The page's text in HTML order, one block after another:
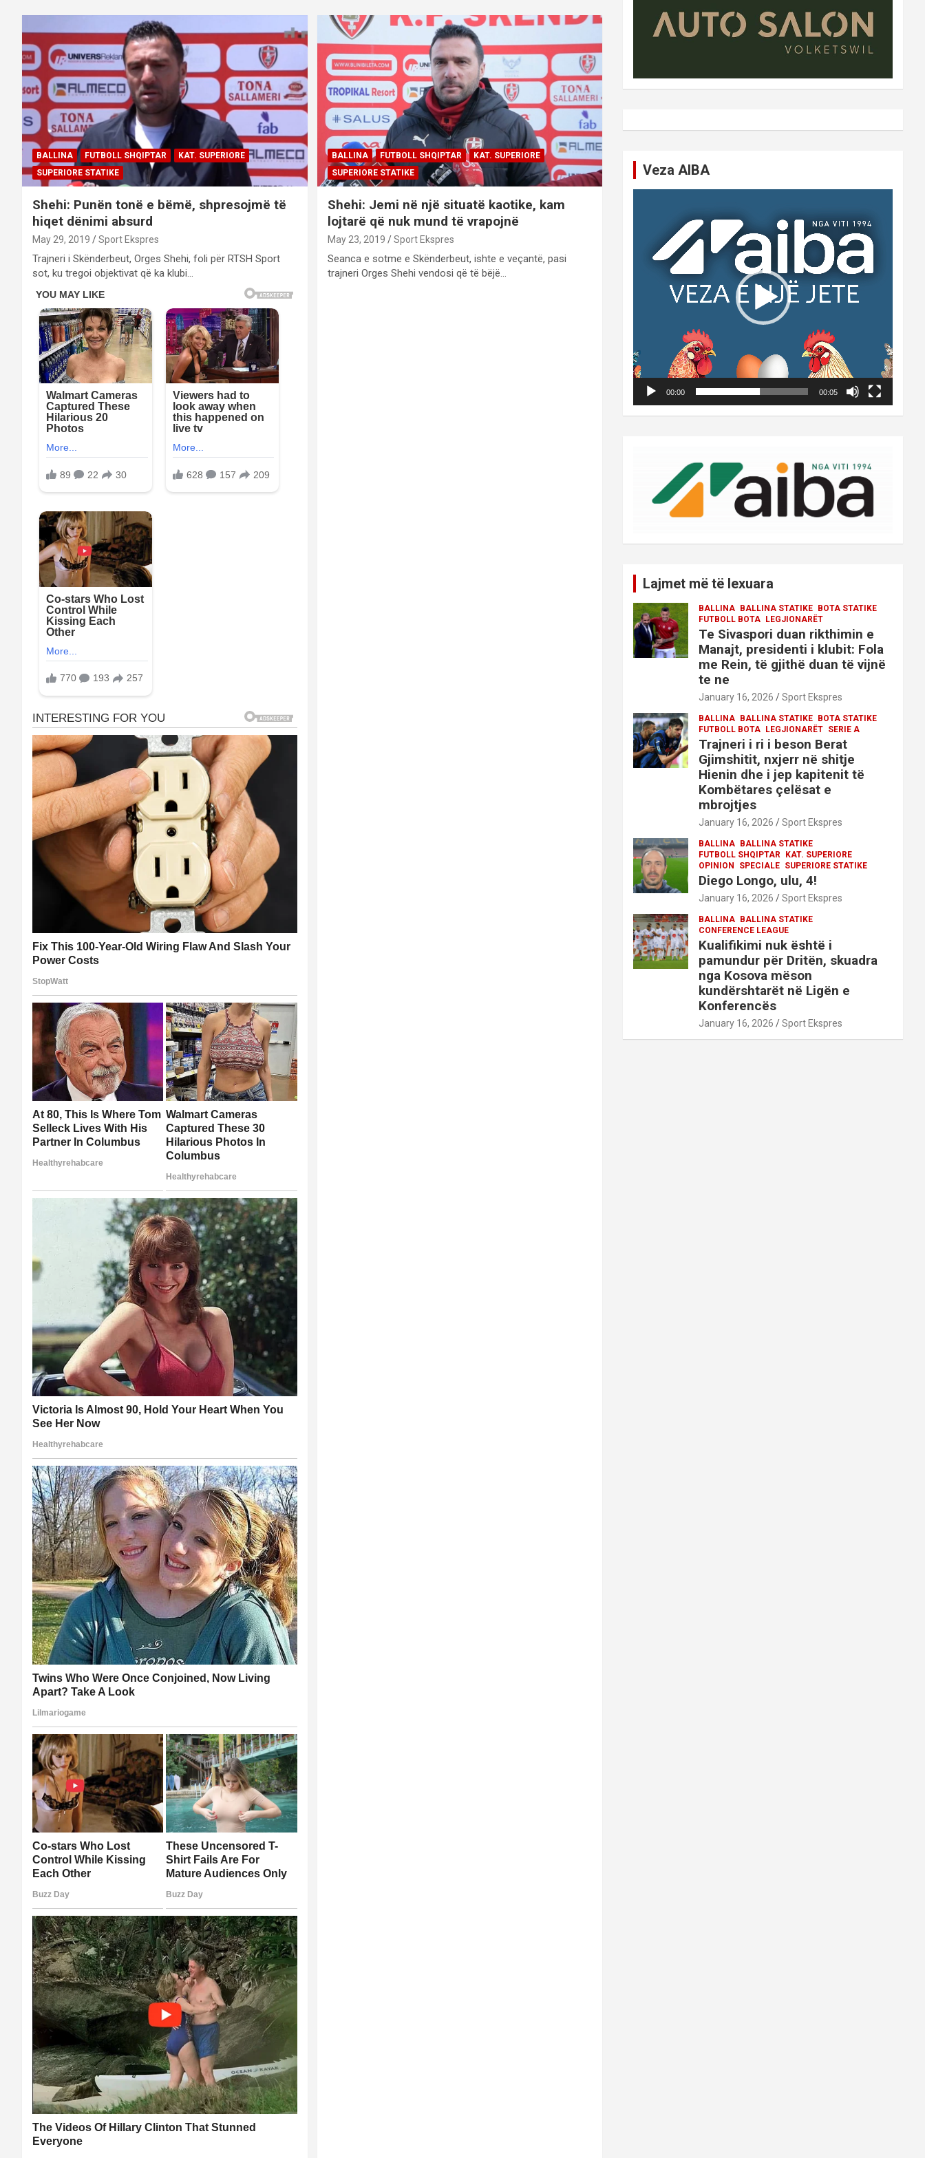
BALLINA FUTBOLL SHQIPTAR
KAT. SUPERIORE
SUPERIORE STATIKE
Shehi: Punën tonë e bëmë, shpresojmë të
hiqet dënimi absurd
May 29, 2019 Sport Ekspres
Trajneri i Skënderbeut, Orges Shehi, foli për RTSH Sport
sot, ku tregoi objektivat që ka klubi…
BALLINA FUTBOLL SHQIPTAR
KAT. SUPERIORE
SUPERIORE STATIKE
Shehi: Jemi në një situatë kaotike, kam
lojtarë që nuk mund të vrapojnë
May 23, 2019 Sport Ekspres
Seanca e sotme e Skënderbeut, ishte e veçantë, pasi
trajneri Orges Shehi vendosi që të bëjë…
Veza AIBA
00:00 00:05
Lajmet më të lexuara
BALLINA BALLINA STATIKE BOTA STATIKE
FUTBOLL BOTA LEGJIONARËT
Te Sivaspori duan rikthimin e
Manajt, presidenti i klubit: Fola
me Rein, të gjithë duan të vijnë
te ne
January 16, 2026 Sport Ekspres
BALLINA BALLINA STATIKE BOTA STATIKE
FUTBOLL BOTA LEGJIONARËT SERIE A
Trajneri i ri i beson Berat
Gjimshitit, nxjerr në shitje
Hienin dhe i jep kapitenit të
Kombëtares çelësat e
mbrojtjes
January 16, 2026 Sport Ekspres
BALLINA BALLINA STATIKE
FUTBOLL SHQIPTAR
KAT. SUPERIORE
OPINION
SPECIALE SUPERIORE STATIKE
Diego Longo, ulu, 4!
January 16, 2026 Sport Ekspres
BALLINA BALLINA STATIKE
CONFERENCE LEAGUE
Kualifikimi nuk është i
pamundur për Dritën, skuadra
nga Kosova mëson
kundërshtarët në Ligën e
Konferencës
January 16, 2026 Sport Ekspres